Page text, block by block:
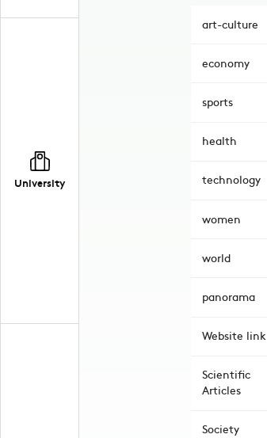
University
art-culture
economy
sports
health
technology
women
world
panorama
Website link
Scientific
Articles
Society